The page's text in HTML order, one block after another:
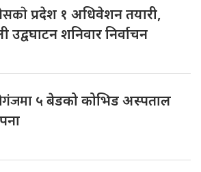
प्रदेश १ अधिवेशन तयारी,
उद्वघाटन शनिवार निर्वाचन
५ बेडको कोभिड अस्पताल